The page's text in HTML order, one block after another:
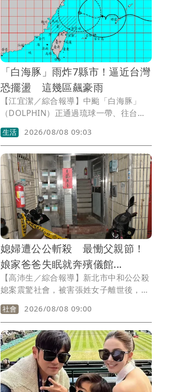
「白海豚」雨炸7縣市！逼近台灣
恐擺盪 這幾區飆豪雨
【江宜潔／綜合報導】中颱「白海豚」
（DOLPHIN）正通過琉球一帶、往台灣
北部海域移動中，最新海警範圍包括北部
及東北部海面，由於外圍環流影響，目前
中央氣象署已發布大雨特報，提醒中部以
北需留意豪大雨發生，至於整體風雨則以
今（8）、明（9）兩天最為顯著。
生活 2026/08/08 09:03
媳婦遭公公斬殺 最慟父親節！
娘家爸爸失眠就奔殯儀館...
【高沛生／綜合報導】新北市中和公公殺
媳案震驚社會，被害張姓女子離世後，娘
家家屬仍沉浸在悲痛之中。張女表姊近日
發文透露，今年父親節是妹妹遇害後，小
舅舅迎來的第一個父親節，這個原本應該
一家人團聚慶祝的日子，因為少了妹妹，
對小舅舅而言似乎也失去意義。
社會 2026/08/08 09:00